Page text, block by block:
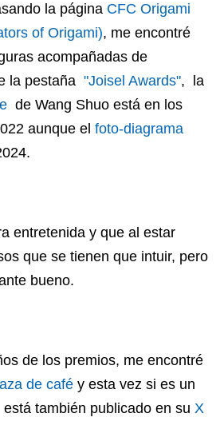
la página CFC Origami
of Origami), me encontré
acompañadas de
la pestaña "Joisel Awards", la
de Wang Shuo está en los
aunque el foto-diagrama
entretenida y que al estar
que se tienen que intuir, pero
bueno.
de los premios, me encontré
de café y esta vez si es un
también publicado en su X